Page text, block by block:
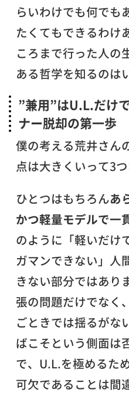
らいわけでも何でも
たくてもできるわけ
ころまで行った人の
ある哲学を知るのは
”兼用”はU.L.だけ
ナー脱却の第一歩
僕の考える荒井さん
点は大きくいって3
ひとつはもちろんあ
かつ軽量モデルで一
のように「軽いだけ
ガマンできない」人
きない部分ではあり
張の問題だけでなく
ごときでは揺るがな
ばこそという側面は
で、U.L.を極めるた
可欠であることは間